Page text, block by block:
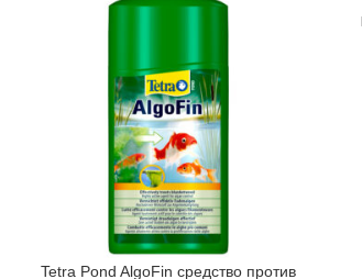
Tetra Pond AlgoFin средство против